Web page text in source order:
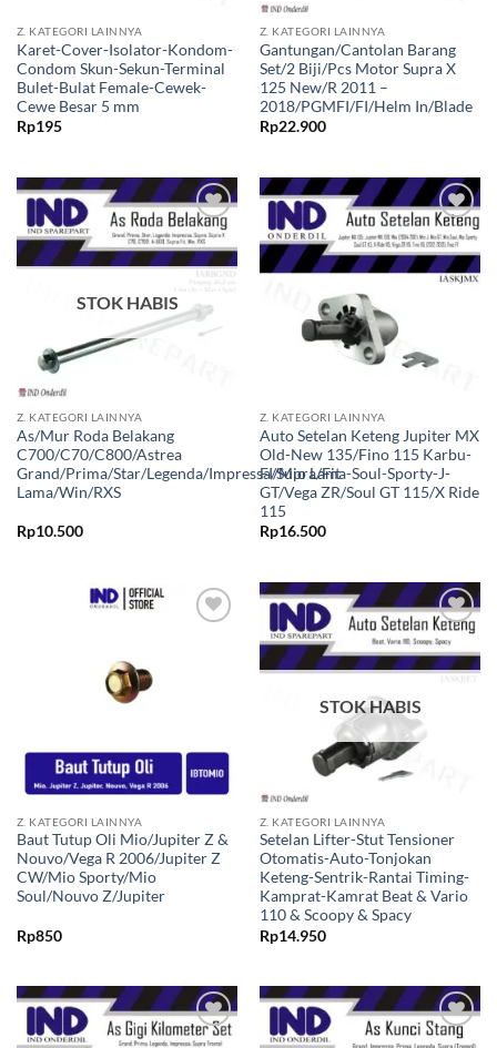
Z. KATEGORI LAINNYA
Karet-Cover-Isolator-Kondom-
Condom Skun-Sekun-Terminal
Bulet-Bulat Female-Cewek-
Cewe Besar 5 mm
Rp195
Z. KATEGORI LAINNYA
Gantungan/Cantolan Barang
Set/2 Biji/Pcs Motor Supra X
125 New/R 2011 –
2018/PGMFI/FI/Helm In/Blade
Rp22.900
Tambahkan
ke Wishlist
STOK HABIS
Z. KATEGORI LAINNYA
As/Mur Roda Belakang
C700/C70/C800/Astrea
Grand/Prima/Star/Legenda/Impressa/Supra/Fit
Lama/Win/RXS
Rp10.500
Tambahkan
ke Wishlist
Z. KATEGORI LAINNYA
Auto Setelan Keteng Jupiter MX
Old-New 135/Fino 115 Karbu-
FI/Mio Lama-Soul-Sporty-J-
GT/Vega ZR/Soul GT 115/X Ride
115
Rp16.500
Z. KATEGORI LAINNYA
Baut Tutup Oli Mio/Jupiter Z &
Nouvo/Vega R 2006/Jupiter Z
CW/Mio Sporty/Mio
Soul/Nouvo Z/Jupiter
Rp850
Tambahkan
ke Wishlist
STOK HABIS
Z. KATEGORI LAINNYA
Setelan Lifter-Stut Tensioner
Otomatis-Auto-Tonjokan
Keteng-Sentrik-Rantai Timing-
Kamprat-Kamrat Beat & Vario
110 & Scoopy & Spacy
Rp14.950
Tambahkan Tambahkan